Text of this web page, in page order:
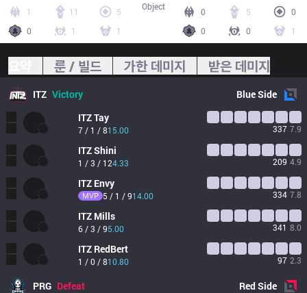
1 11
5
0
1 1
0 5
0
0
0 1
Object
룬 / 빌드 가한 데미지 받은 데미지
ITZ Victory BlueSide
ITZTay
7 / 1 / 815.00 337 7.9
ITZShini
1 / 3 / 124.33 209 4.9
ITZ Envy
MVP 5 / 1 / 914.00 334 7.8
ITZ Mills
6 / 3 / 95.00 341 8.0
ITZ RedBert
1 / 0 / 810.80 97 2.3
PRG Defeat RedSide